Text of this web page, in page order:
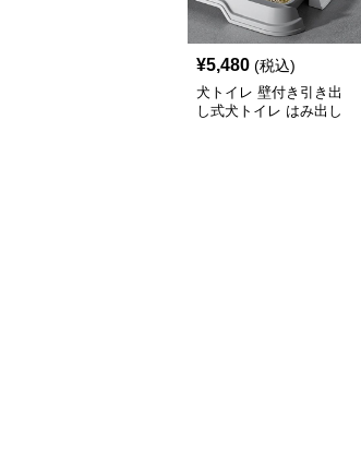
¥5,480 (税込)
犬トイレ 壁付き引き出
し式犬トイレ はみ出し